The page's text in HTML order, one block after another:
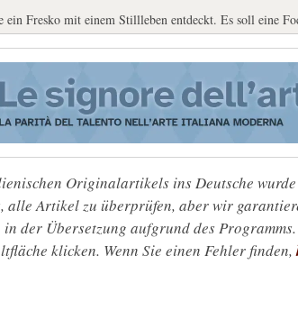
Fresko mit einem Stillleben entdeckt. Es soll eine
Originalartikels ins Deutsche
alle Artikel zu überprüfen, aber wir
der Übersetzung aufgrund des
klicken. Wenn Sie einen Fehler finden,